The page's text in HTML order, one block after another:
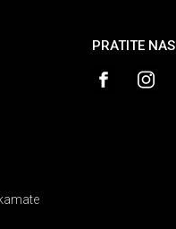
PRATITE NAS